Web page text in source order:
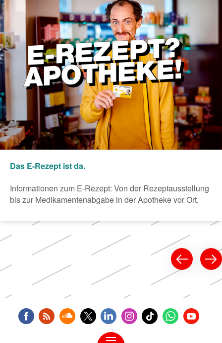
Das E-Rezept ist da.
Informationen zum E-Rezept: Von der Rezeptausstellung
bis zur Medikamentenabgabe in der Apotheke vor Ort.